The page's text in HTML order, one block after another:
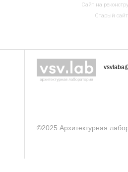
Сайт на
Старый сайт
©2025 Архитектурная